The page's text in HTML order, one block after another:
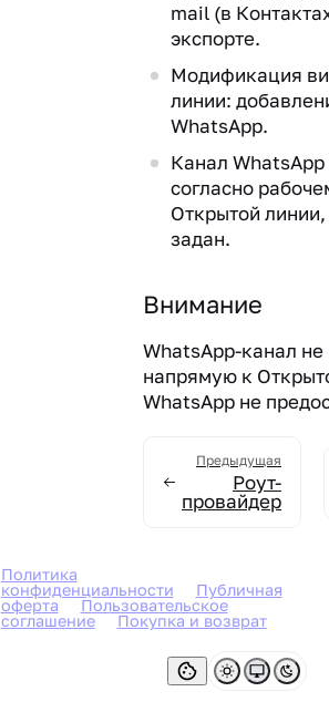
mail (в
экспорте.
Модификация
линии:
WhatsApp.
Канал
согласно
Открытой
задан.
Внимание
WhatsApp-канал
напрямую к
WhatsApp не
Предыдущая
Роут-
провайдер
Политика
конфиденциальности
Публичная
оферта
Пользовательское
соглашение
Покупка и возврат